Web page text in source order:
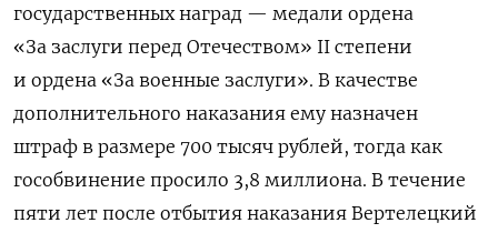
государственных наград — медали ордена
«За заслуги перед Отечеством» II степени
и ордена «За военные заслуги». В качестве
дополнительного наказания ему назначен
штраф в размере 700 тысяч рублей, тогда как
гособвинение просило 3,8 миллиона. В течение
пяти лет после отбытия наказания Вертелецкий